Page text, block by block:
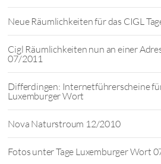
Neue Räumlichkeiten für das CIGL
Cigl Räumlichkeiten nun an einer
07/2011
Differdingen: Internetführerscheine
Luxemburger Wort
Nova Naturstroum 12/2010
Fotos unter Tage Luxemburger Wort